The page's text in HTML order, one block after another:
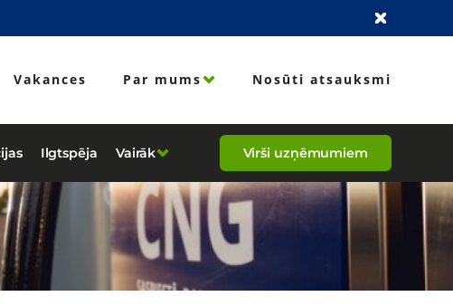
Vakances Par mums Nosūti atsauksmi
Ilgtspēja Vairāk Virši uzņēmumiem